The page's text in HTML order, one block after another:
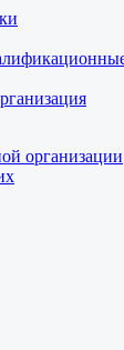
организации